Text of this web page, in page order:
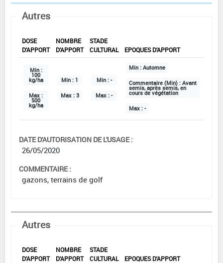
Autres
DOSE
D'APPORT
NOMBRE
D'APPORT
STADE
CULTURAL
EPOQUES D'APPORT
Min :
100
kg/ha
Max :
500
kg/ha
Min : 1
Max : 3
Min : -
Max : -
Min : Automne
Commentaire (Min) : Avant
semis, après semis, en
cours de végétation
Max : -
DATE D'AUTORISATION DE L'USAGE :
26/05/2020
COMMENTAIRE :
gazons, terrains de golf
Autres
DOSE
D'APPORT
NOMBRE
D'APPORT
STADE
CULTURAL
EPOQUES D'APPORT